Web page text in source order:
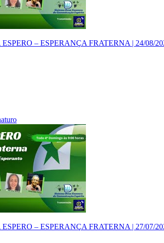
– ESPERANÇA FRATERNA | 24/08/
– ESPERANÇA FRATERNA | 27/07/